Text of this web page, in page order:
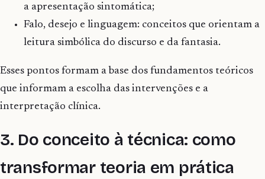
a apresentação sintomática;
Falo, desejo e linguagem: conceitos que orientam a
leitura simbólica do discurso e da fantasia.
Esses pontos formam a base dos fundamentos teóricos
que informam a escolha das intervenções e a
interpretação clínica.
3. Do conceito à técnica: como
transformar teoria em prática